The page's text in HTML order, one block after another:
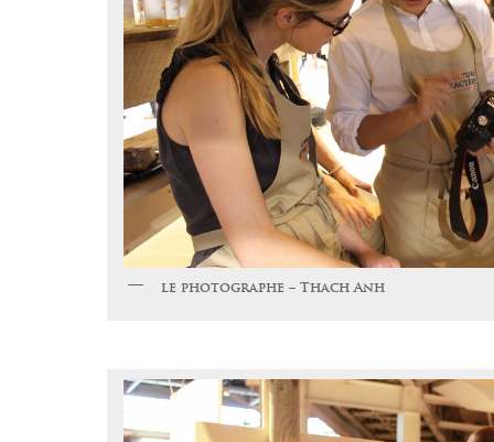
le photographe – Thach Anh